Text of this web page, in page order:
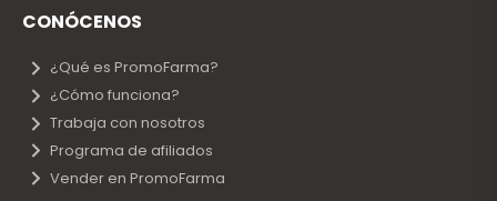
CONÓCENOS
¿Qué es PromoFarma?
¿Cómo funciona?
Trabaja con nosotros
Programa de afiliados
Vender en PromoFarma